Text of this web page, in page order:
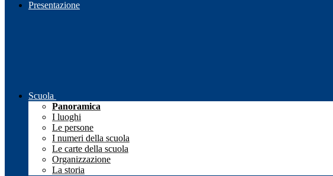
Presentazione
Scuola
Panoramica
I luoghi
Le persone
I numeri della scuola
Le carte della scuola
Organizzazione
La storia